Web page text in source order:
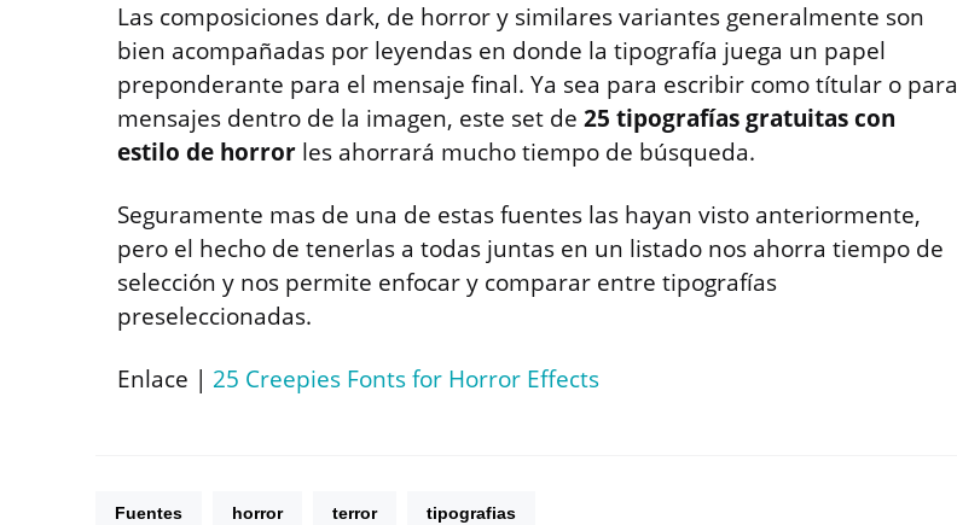
Las composiciones dark, de horror y similares variantes generalmente son
bien acompañadas por leyendas en donde la tipografía juega un papel
preponderante para el mensaje final. Ya sea para escribir como títular o para
mensajes dentro de la imagen, este set de 25 tipografías gratuitas con
estilo de horror les ahorrará mucho tiempo de búsqueda.
Seguramente mas de una de estas fuentes las hayan visto anteriormente,
pero el hecho de tenerlas a todas juntas en un listado nos ahorra tiempo de
selección y nos permite enfocar y comparar entre tipografías
preseleccionadas.
Enlace | 25 Creepies Fonts for Horror Effects
Fuentes horror terror tipografias